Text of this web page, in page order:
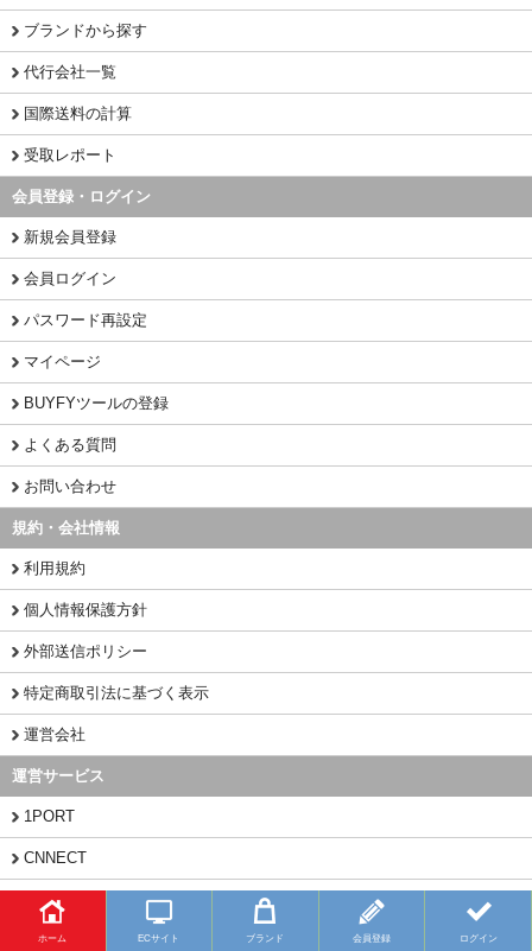
ホーム ECサイト ブランド 会員登録 ログイン
ブランドから探す
代行会社一覧
国際送料の計算
受取レポート
会員登録・ログイン
新規会員登録
会員ログイン
パスワード再設定
マイページ
BUYFYツールの登録
よくある質問
お問い合わせ
規約・会社情報
利用規約
個人情報保護方針
外部送信ポリシー
特定商取引法に基づく表示
運営会社
運営サービス
1PORT
CNNECT
CHINAMART
Copyright (C) 2026 BUYFY.JP All Rights Reserved.